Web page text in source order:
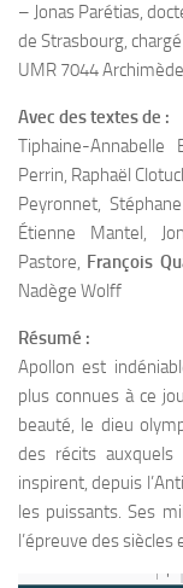
– Jonas Parétias,
de Strasbourg,
UMR 7044
Avec des textes de :
Tiphaine-Annabelle
Perrin, Raphaël
Peyronnet,
Étienne Mantel,
Pastore, François
Nadège Wolff
Résumé :
Apollon est
plus connues à ce
beauté, le dieu
des récits
inspirent, depuis
les puissants. Ses
l’épreuve des